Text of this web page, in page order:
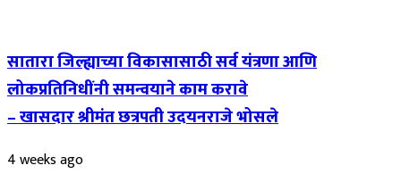
सातारा जिल्ह्याच्या विकासासाठी सर्व यंत्रणा आणि
लोकप्रतिनिधींनी समन्वयाने काम करावे
– खासदार श्रीमंत छत्रपती उदयनराजे भोसले
4 weeks ago